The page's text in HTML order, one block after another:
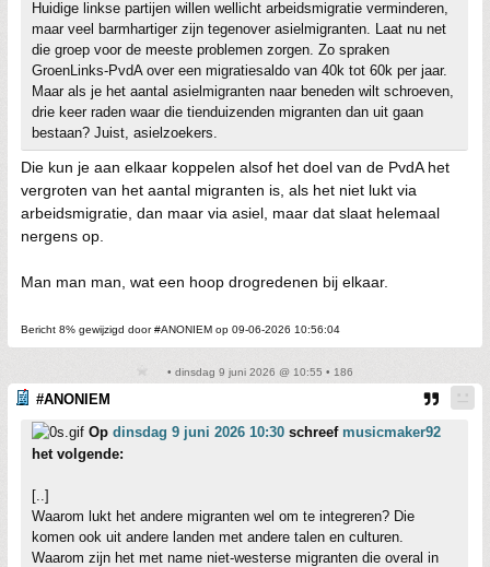
Huidige linkse partijen willen wellicht arbeidsmigratie verminderen,
maar veel barmhartiger zijn tegenover asielmigranten. Laat nu net
die groep voor de meeste problemen zorgen. Zo spraken
GroenLinks-PvdA over een migratiesaldo van 40k tot 60k per jaar.
Maar als je het aantal asielmigranten naar beneden wilt schroeven,
drie keer raden waar die tienduizenden migranten dan uit gaan
bestaan? Juist, asielzoekers.
Die kun je aan elkaar koppelen alsof het doel van de PvdA het
vergroten van het aantal migranten is, als het niet lukt via
arbeidsmigratie, dan maar via asiel, maar dat slaat helemaal
nergens op.
Man man man, wat een hoop drogredenen bij elkaar.
Bericht 8% gewijzigd door #ANONIEM op 09-06-2026 10:56:04
• dinsdag 9 juni 2026 @ 10:55 • 186
#ANONIEM
Op dinsdag 9 juni 2026 10:30 schreef musicmaker92
het volgende:
[..]
Waarom lukt het andere migranten wel om te integreren? Die
komen ook uit andere landen met andere talen en culturen.
Waarom zijn het met name niet-westerse migranten die overal in